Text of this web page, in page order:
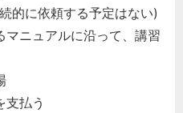
的に依頼する予定はない)
ニュアルに沿って、講習
支払う